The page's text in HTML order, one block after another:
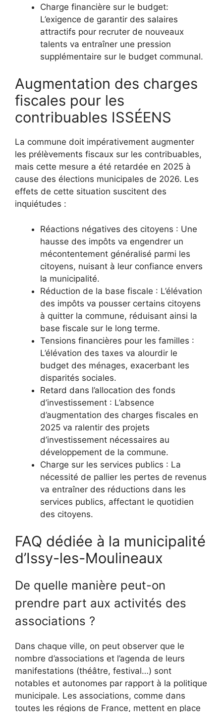
Charge financière sur le budget:
L’exigence de garantir des salaires
attractifs pour recruter de nouveaux
talents va entraîner une pression
supplémentaire sur le budget communal.
Augmentation des charges
fiscales pour les
contribuables ISSÉENS
La commune doit impérativement augmenter
les prélèvements fiscaux sur les contribuables,
mais cette mesure a été retardée en 2025 à
cause des élections municipales de 2026. Les
effets de cette situation suscitent des
inquiétudes :
Réactions négatives des citoyens : Une
hausse des impôts va engendrer un
mécontentement généralisé parmi les
citoyens, nuisant à leur confiance envers
la municipalité.
Réduction de la base fiscale : L’élévation
des impôts va pousser certains citoyens
à quitter la commune, réduisant ainsi la
base fiscale sur le long terme.
Tensions financières pour les familles :
L’élévation des taxes va alourdir le
budget des ménages, exacerbant les
disparités sociales.
Retard dans l’allocation des fonds
d’investissement : L’absence
d’augmentation des charges fiscales en
2025 va ralentir des projets
d’investissement nécessaires au
développement de la commune.
Charge sur les services publics : La
nécessité de pallier les pertes de revenus
va entraîner des réductions dans les
services publics, affectant le quotidien
des citoyens.
FAQ dédiée à la municipalité
d’Issy-les-Moulineaux
De quelle manière peut-on
prendre part aux activités des
associations ?
Dans chaque ville, on peut observer que le
nombre d’associations et l’agenda de leurs
manifestations (théâtre, festival…) sont
notables et autonomes par rapport à la politique
municipale. Les associations, comme dans
toutes les régions de France, mettent en place